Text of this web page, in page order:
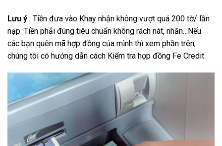
Lưu ý : Tiền đưa vào Khay nhận không vượt quá 200 tờ/ lần
nạp. Tiền phải đúng tiêu chuẩn không rách nát, nhăn…Nếu
các bạn quên mã hợp đồng của mình thì xem phần trên,
chúng tôi có hướng dẫn cách Kiểm tra hợp đồng Fe Credit